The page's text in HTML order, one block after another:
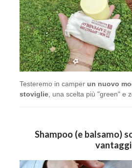
Testeremo in camper un nuovo
stoviglie , una scelta più "green" e
Shampoo (e balsamo)
vantaggi